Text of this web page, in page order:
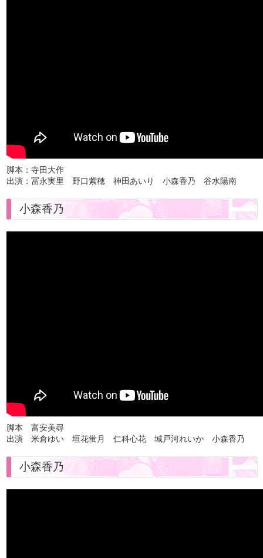
脚本：寺田大作
出演：冨永実里 野口紫穂 神田あいり 小森香乃 谷水陽南
小森香乃
脚本 富安美尋
出演 米倉ゆい 垣花蛍月 仁科心花 城戸河れいか 小森香乃
小森香乃